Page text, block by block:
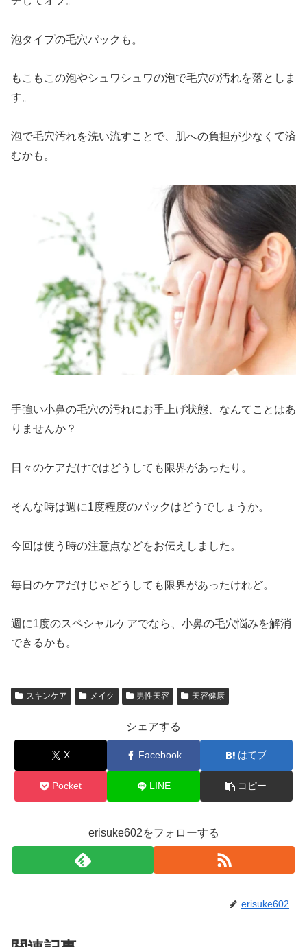
泡タイプの毛穴パックも。
もこもこの泡やシュワシュワの泡で毛穴の汚れを落としま
す。
泡で毛穴汚れを洗い流すことで、肌への負担が少なくて済
むかも。
手強い小鼻の毛穴の汚れにお手上げ状態、なんてことはあ
りませんか？
日々のケアだけではどうしても限界があったり。
そんな時は週に1度程度のパックはどうでしょうか。
今回は使う時の注意点などをお伝えしました。
毎日のケアだけじゃどうしても限界があったけれど。
週に1度のスペシャルケアでなら、小鼻の毛穴悩みを解消
できるかも。
スキンケア メイク 男性美容 美容健康
シェアする
X Facebook はてブ
Pocket LINE コピー
erisuke602をフォローする
erisuke602